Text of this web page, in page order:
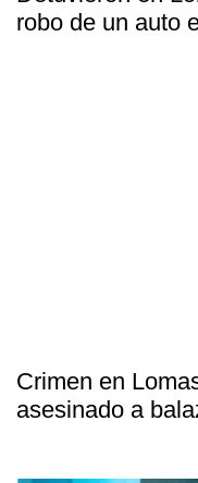
robo de un auto
Crimen en
asesinado a